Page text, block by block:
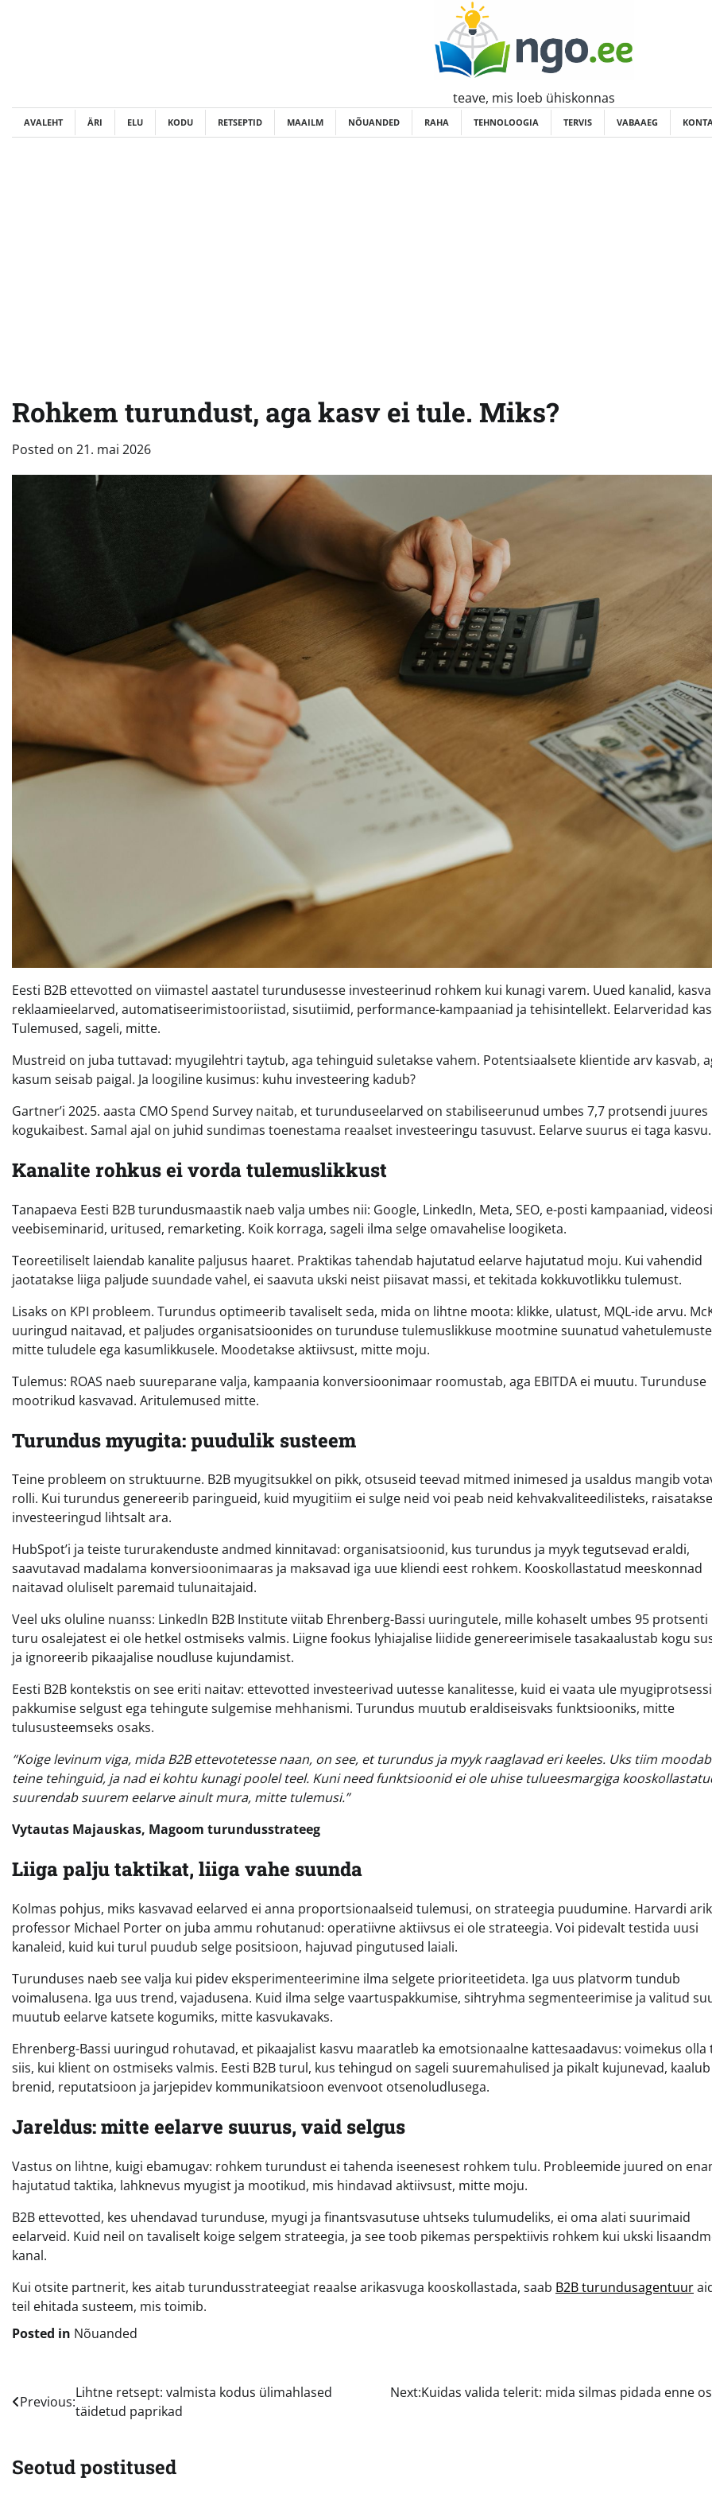
teave, mis loeb ühiskonnas
AVALEHT ÄRI ELU KODU RETSEPTID MAAILM NÕUANDED RAHA TEHNOLOOGIA TERVIS VABAAEG
Rohkem turundust, aga kasv ei tule. Miks?
Posted on 21. mai 2026
Eesti B2B ettevotted on viimastel aastatel turundusesse investeerinud rohkem kui kunagi varem. Uued kanalid,
reklaamieelarved, automatiseerimistooriistad, sisutiimid, performance-kampaaniad ja tehisintellekt. Eelarveridad
Tulemused, sageli, mitte.
Mustreid on juba tuttavad: myugilehtri taytub, aga tehinguid suletakse vahem. Potentsiaalsete klientide arv kasvab,
kasum seisab paigal. Ja loogiline kusimus: kuhu investeering kadub?
Gartner’i 2025. aasta CMO Spend Survey naitab, et turunduseelarved on stabiliseerunud umbes 7,7 protsendi juures
kogukaibest. Samal ajal on juhid sundimas toenestama reaalset investeeringu tasuvust. Eelarve suurus ei taga kasvu.
Kanalite rohkus ei vorda tulemuslikkust
Tanapaeva Eesti B2B turundusmaastik naeb valja umbes nii: Google, LinkedIn, Meta, SEO, e-posti kampaaniad,
veebiseminarid, uritused, remarketing. Koik korraga, sageli ilma selge omavahelise loogiketa.
Teoreetiliselt laiendab kanalite paljusus haaret. Praktikas tahendab hajutatud eelarve hajutatud moju. Kui vahendid
jaotatakse liiga paljude suundade vahel, ei saavuta ukski neist piisavat massi, et tekitada kokkuvotlikku tulemust.
Lisaks on KPI probleem. Turundus optimeerib tavaliselt seda, mida on lihtne moota: klikke, ulatust, MQL-ide arvu.
uuringud naitavad, et paljudes organisatsioonides on turunduse tulemuslikkuse mootmine suunatud
mitte tuludele ega kasumlikkusele. Moodetakse aktiivsust, mitte moju.
Tulemus: ROAS naeb suureparane valja, kampaania konversioonimaar roomustab, aga EBITDA ei muutu. Turunduse
mootrikud kasvavad. Aritulemused mitte.
Turundus myugita: puudulik susteem
Teine probleem on struktuurne. B2B myugitsukkel on pikk, otsuseid teevad mitmed inimesed ja usaldus mangib
rolli. Kui turundus genereerib paringueid, kuid myugitiim ei sulge neid voi peab neid kehvakvaliteedilisteks, raisatakse
investeeringud lihtsalt ara.
HubSpot’i ja teiste tururakenduste andmed kinnitavad: organisatsioonid, kus turundus ja myyk tegutsevad eraldi,
saavutavad madalama konversioonimaaras ja maksavad iga uue kliendi eest rohkem. Kooskollastatud meeskonnad
naitavad oluliselt paremaid tulunaitajaid.
Veel uks oluline nuanss: LinkedIn B2B Institute viitab Ehrenberg-Bassi uuringutele, mille kohaselt umbes 95 protsenti
turu osalejatest ei ole hetkel ostmiseks valmis. Liigne fookus lyhiajalise liidide genereerimisele tasakaalustab kogu
ja ignoreerib pikaajalise noudluse kujundamist.
Eesti B2B kontekstis on see eriti naitav: ettevotted investeerivad uutesse kanalitesse, kuid ei vaata ule
pakkumise selgust ega tehingute sulgemise mehhanismi. Turundus muutub eraldiseisvaks funktsiooniks, mitte
tulususteemseks osaks.
“Koige levinum viga, mida B2B ettevotetesse naan, on see, et turundus ja myyk raaglavad eri keeles. Uks tiim
teine tehinguid, ja nad ei kohtu kunagi poolel teel. Kuni need funktsioonid ei ole uhise tulueesmargiga
suurendab suurem eelarve ainult mura, mitte tulemusi.”
Vytautas Majauskas, Magoom turundusstrateeg
Liiga palju taktikat, liiga vahe suunda
Kolmas pohjus, miks kasvavad eelarved ei anna proportsionaalseid tulemusi, on strateegia puudumine. Harvardi
professor Michael Porter on juba ammu rohutanud: operatiivne aktiivsus ei ole strateegia. Voi pidevalt testida uusi
kanaleid, kuid kui turul puudub selge positsioon, hajuvad pingutused laiali.
Turunduses naeb see valja kui pidev eksperimenteerimine ilma selgete prioriteetideta. Iga uus platvorm tundub
voimalusena. Iga uus trend, vajadusena. Kuid ilma selge vaartuspakkumise, sihtryhma segmenteerimise ja valitud
muutub eelarve katsete kogumiks, mitte kasvukavaks.
Ehrenberg-Bassi uuringud rohutavad, et pikaajalist kasvu maaratleb ka emotsionaalne kattesaadavus: voimekus olla
siis, kui klient on ostmiseks valmis. Eesti B2B turul, kus tehingud on sageli suuremahulised ja pikalt kujunevad, kaalub
brenid, reputatsioon ja jarjepidev kommunikatsioon evenvoot otsenoludlusega.
Jareldus: mitte eelarve suurus, vaid selgus
Vastus on lihtne, kuigi ebamugav: rohkem turundust ei tahenda iseenesest rohkem tulu. Probleemide juured on
hajutatud taktika, lahknevus myugist ja mootikud, mis hindavad aktiivsust, mitte moju.
B2B ettevotted, kes uhendavad turunduse, myugi ja finantsvasutuse uhtseks tulumudeliks, ei oma alati suurimaid
eelarveid. Kuid neil on tavaliselt koige selgem strateegia, ja see toob pikemas perspektiivis rohkem kui ukski
kanal.
Kui otsite partnerit, kes aitab turundusstrateegiat reaalse arikasvuga kooskollastada, saab B2B turundusagentuur
teil ehitada susteem, mis toimib.
Posted in Nõuanded
Navigeerimine
Previous:
Lihtne retsept: valmista kodus ülimahlased
täidetud paprikad
Next:Kuidas valida telerit: mida silmas pidada enne
Seotud postitused